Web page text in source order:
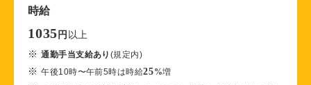
時給
1035 円 以上
※通勤手当支給あり (規定内)
※午後10時〜午前5時は時給25%増